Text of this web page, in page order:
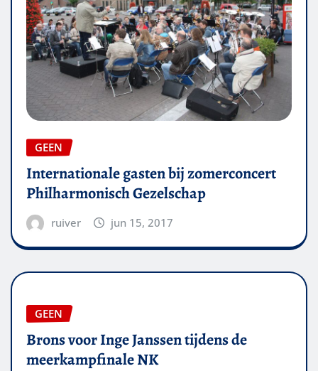
GEEN
Internationale gasten bij zomerconcert
Philharmonisch Gezelschap
ruiver jun 15, 2017
GEEN
Brons voor Inge Janssen tijdens de
meerkampfinale NK